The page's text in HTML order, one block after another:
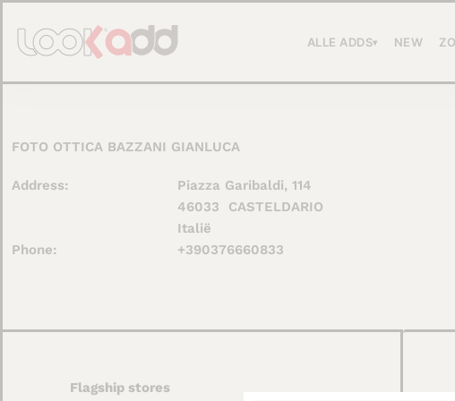
naar
ALLE ADDS▾ NEW
FOTO OTTICA BAZZANI GIANLUCA
Address:
Piazza Garibaldi, 114
46033
CASTELDARIO
Italië
Phone:
+390376660833
Flagship stores